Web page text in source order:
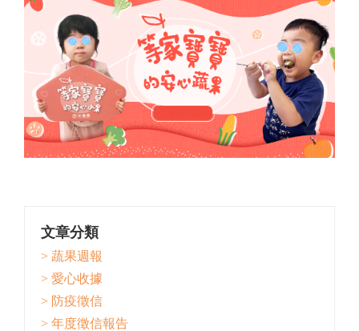
文章分類
> 蔬果週報
> 愛心收據
> 防疫徵信
> 年度徵信報告